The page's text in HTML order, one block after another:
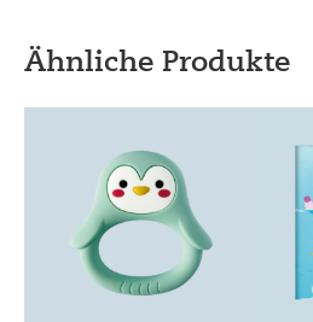
Ähnliche Produkte